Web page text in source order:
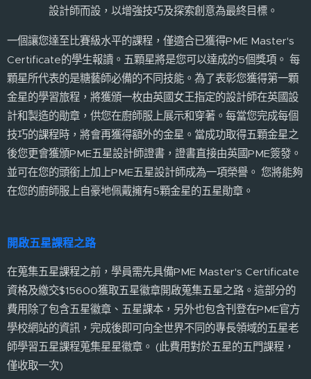
設計師而設，以增強技巧及探索創意為最終目標。
一個讓您達至比賽級水平的課程，僅適合已獲得PME Master's
Certificate的學生報讀。五顆星將是您可以達成的5個獎項。 每
顆星所代表的是糖藝師必備的不同技能。為了表彰您獲得第一顆
金星的學習旅程，將獲頒一枚由英國女王指定的設計師在英國設
計和製造的勛章，供您在廚師服上展示和穿著。每當您完成每個
技巧的課程時，將會再獲得額外的金星。當成功取得五顆金星之
後您更會獲頒PME五星設計師證書，證書直接由英國PME簽發。
並可在您的頭銜上加上PME五星設計師成為一項榮譽。 您將能夠
在您的廚師服上自豪地佩戴擁有5顆金星的五星勛章。
開啟五星課程之路
在蒐集五星課程之前，學員需先具備PME Master's Certificate
資格及繳交$15600獲取五星徽章開啟蒐集五星之路。這部分的
費用除了包含五星徽章、五星課本，另外也包含刊登在PME官方
學校網站的資訊，完成後即可向全世界不同的專長領域的五星老
師學習五星課程蒐集星星徽章。 (此費用對於五星的五門課程，
僅收取一次)